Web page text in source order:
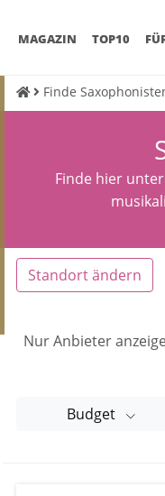
MAGAZIN (CURRENT)
TOP10
Finde
Finde hier
Standort ändern
Nur Anbieter
Budget